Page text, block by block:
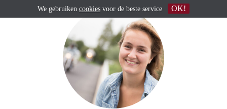
We gebruiken cookies voor de beste service OK!